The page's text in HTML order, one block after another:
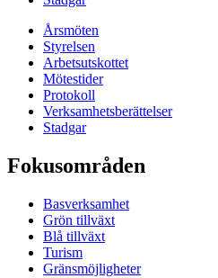
Årsmöten
Styrelsen
Arbetsutskottet
Mötestider
Protokoll
Verksamhetsberättelser
Stadgar
Fokusområden
Basverksamhet
Grön tillväxt
Blå tillväxt
Turism
Gränsmöjligheter